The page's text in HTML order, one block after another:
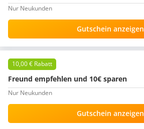
Nur Neukunden
Gutschein anzeigen
10,00 € Rabatt
Freund empfehlen und 10€ sparen
Nur Neukunden
Gutschein anzeigen